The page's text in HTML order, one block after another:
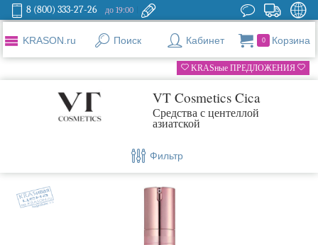
8 (800) 333-27-26 до 19:00
KRASON.ru Поиск Кабинет 0 Корзина
KRASные ПРЕДЛОЖЕНИЯ
VT Cosmetics Cica
Средства с центеллой
азиатской
Фильтр